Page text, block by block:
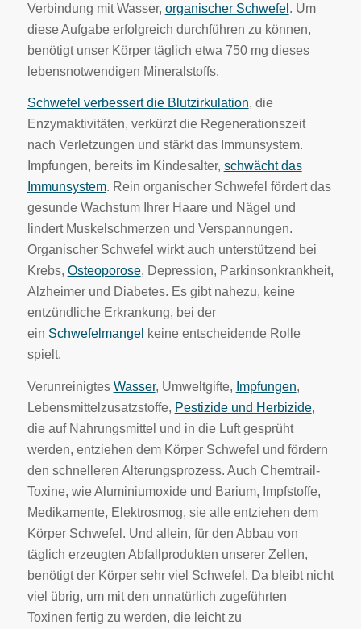
Verbindung mit Wasser, organischer Schwefel . Um
diese Aufgabe erfolgreich durchführen zu können,
benötigt unser Körper täglich etwa 750 mg dieses
lebensnotwendigen Mineralstoffs.
Schwefel verbessert die Blutzirkulation, die
Enzymaktivitäten, verkürzt die Regenerationszeit
nach Verletzungen und stärkt das Immunsystem.
Impfungen, bereits im Kindesalter, schwächt das
Immunsystem. Rein organischer Schwefel fördert das
gesunde Wachstum Ihrer Haare und Nägel und
lindert Muskelschmerzen und Verspannungen.
Organischer Schwefel wirkt auch unterstützend bei
Krebs, Osteoporose, Depression, Parkinsonkrankheit,
Alzheimer und Diabetes. Es gibt nahezu, keine
entzündliche Erkrankung, bei der
ein Schwefelmangel keine entscheidende Rolle
spielt.
Verunreinigtes Wasser, Umweltgifte, Impfungen,
Lebensmittelzusatzstoffe, Pestizide und Herbizide,
die auf Nahrungsmittel und in die Luft gesprüht
werden, entziehen dem Körper Schwefel und fördern
den schnelleren Alterungsprozess. Auch Chemtrail-
Toxine, wie Aluminiumoxide und Barium, Impfstoffe,
Medikamente, Elektrosmog, sie alle entziehen dem
Körper Schwefel. Und allein, für den Abbau von
täglich erzeugten Abfallprodukten unserer Zellen,
benötigt der Körper sehr viel Schwefel. Da bleibt nicht
viel übrig, um mit den unnatürlich zugeführten
Toxinen fertig zu werden, die leicht zu